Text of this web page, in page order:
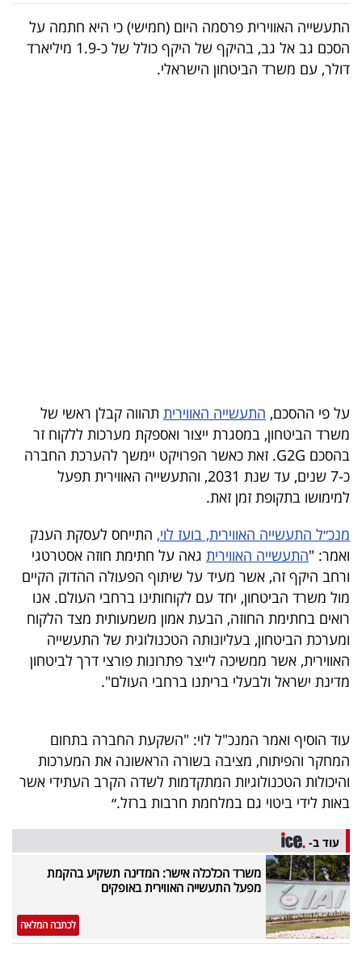
עסקי
ספורט
5
המילון
הכלכלי
פודקאסט
40
UNDER
40
שיתופי
דרושים
מייל
אדום
התעשייה האווירית פרסמה היום (חמישי) כי היא חתמה על
הסכם גב אל גב, בהיקף של היקף כולל של כ-1.9 מיליארד
דולר, עם משרד הביטחון הישראלי.
על פי ההסכם, התעשייה האווירית תהווה קבלן ראשי של
משרד הביטחון, במסגרת ייצור ואספקת מערכות ללקוח זר
בהסכם G2G. זאת כאשר הפרויקט יימשך להערכת החברה
כ-7 שנים, עד שנת 2031, והתעשייה האווירית תפעל
למימושו בתקופת זמן זאת.
מנכ״ל התעשייה האווירית, בועז לוי, התייחס לעסקת הענק
ואמר: "התעשייה האווירית גאה על חתימת חוזה אסטרטגי
ורחב היקף זה, אשר מעיד על שיתוף הפעולה ההדוק הקיים
מול משרד הביטחון, יחד עם לקוחותינו ברחבי העולם. אנו
רואים בחתימת החוזה, הבעת אמון משמעותית מצד הלקוח
ומערכת הביטחון, בעליונותה הטכנולוגית של התעשייה
האווירית, אשר ממשיכה לייצר פתרונות פורצי דרך לביטחון
מדינת ישראל ולבעלי בריתנו ברחבי העולם".
עוד הוסיף ואמר המנכ"ל לוי: "השקעת החברה בתחום
המחקר והפיתוח, מציבה בשורה הראשונה את המערכות
והיכולות הטכנולוגיות המתקדמות לשדה הקרב העתידי אשר
באות לידי ביטוי גם במלחמת חרבות ברזל.״
עוד ב-
משרד הכלכלה אישר: המדינה תשקיע בהקמת
מפעל התעשייה האווירית באופקים
לכתבה המלאה